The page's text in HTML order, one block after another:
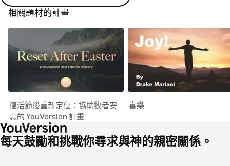
相關題材的計畫
復活節後重新定位：協助牧者安
息的 YouVersion 計畫
喜樂
每天鼓勵和挑戰你尋求與神的親密關係。